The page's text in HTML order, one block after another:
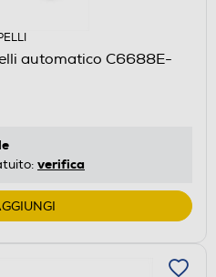
automatico C6688E-
verifica